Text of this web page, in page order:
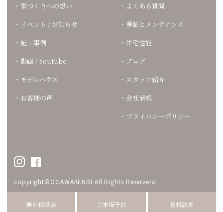
家づくりへの想い
イベント / お知らせ
施工事例
動画 / Youtube
モデルハウス
お客様の声
よくある質問
保証とメンテナンス
住宅性能
ブログ
スタッフ紹介
会社情報
プライバシーポリシー
copyright©OGAWAKENBI All Rights Reserverd.
無料相談会 ご来場予約 資料請求